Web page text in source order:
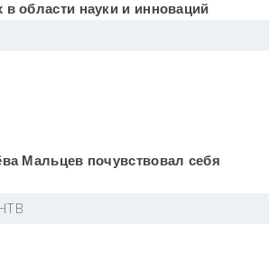
области науки и инноваций
Мальцев почувствовал себя